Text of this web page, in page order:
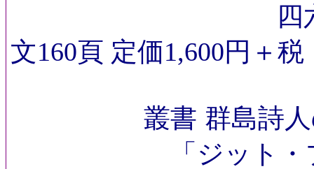
四六判変型／
文160頁 定価1,600円＋税
叢書 群島詩人の
「ジット・プミ